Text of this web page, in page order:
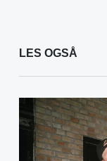
LES OGSÅ